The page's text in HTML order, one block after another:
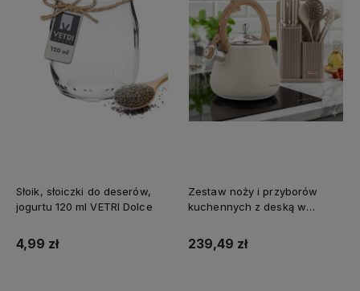
Słoik, słoiczki do deserów,
jogurtu 120 ml VETRI Dolce
4,99 zł
Zestaw noży i przyborów
kuchennych z deską w
2,8L
239,49 zł